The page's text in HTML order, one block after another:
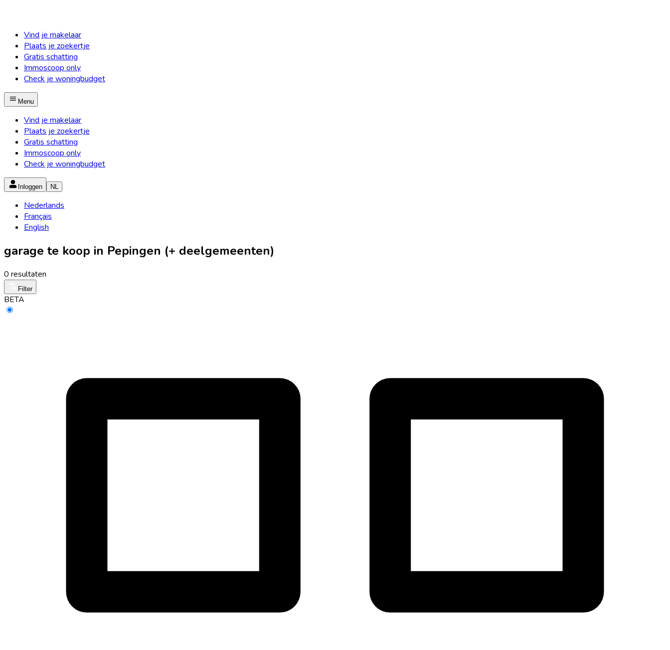
Vind je makelaar
Plaats je zoekertje
Gratis schatting
Immoscoop only
Check je woningbudget
Menu
Vind je makelaar
Plaats je zoekertje
Gratis schatting
Immoscoop only
Check je woningbudget
Inloggen NL
Nederlands
Français
English
garage te koop in Pepingen (+ deelgemeenten)
0 resultaten
Filter
BETA